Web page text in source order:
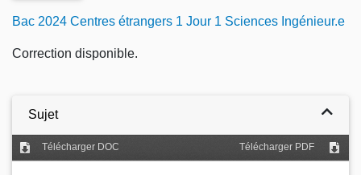
Bac 2024 Centres étrangers 1 Jour 1 Sciences Ingénieur.e
Correction disponible.
Sujet